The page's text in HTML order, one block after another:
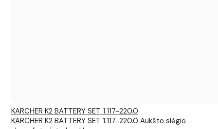
KARCHER K2 BATTERY SET 1.117-220.0
KARCHER K2 BATTERY SET 1.117-220.0 Aukšto slėgio